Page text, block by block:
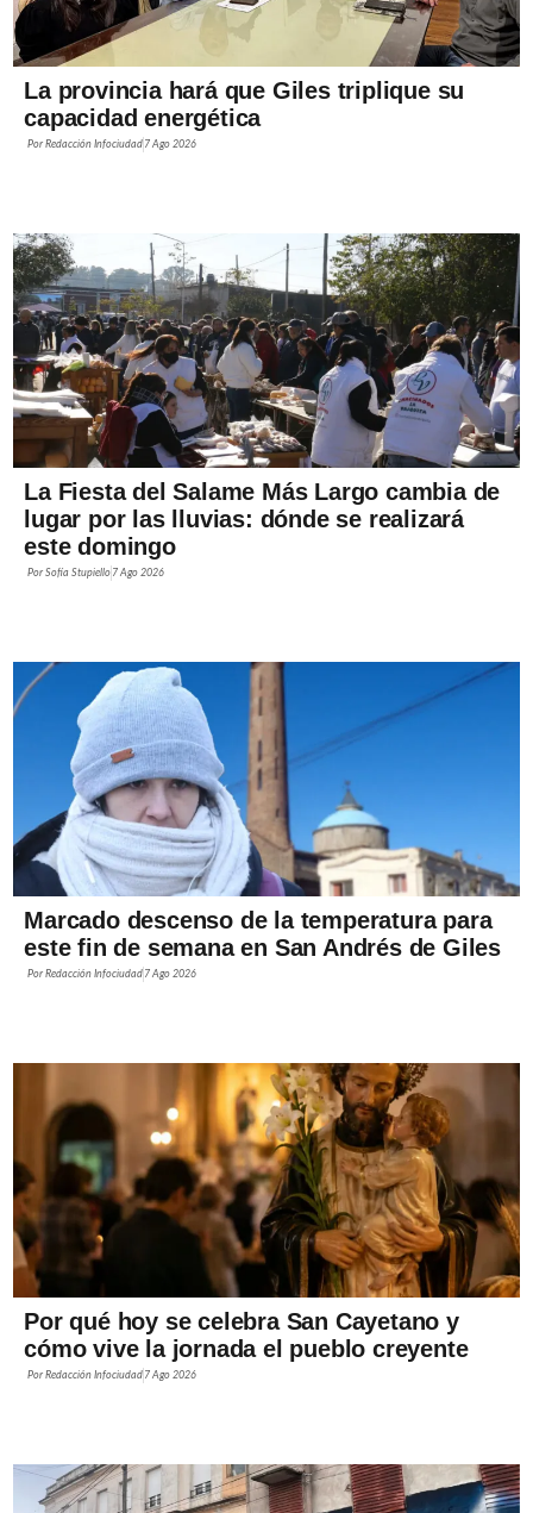
La provincia hará que Giles triplique su
capacidad energética
PorRedacción Infociudad 7 Ago 2026
La Fiesta del Salame Más Largo cambia de
lugar por las lluvias: dónde se realizará
este domingo
PorSofía Stupiello 7 Ago 2026
Marcado descenso de la temperatura para
este fin de semana en San Andrés de Giles
PorRedacción Infociudad 7 Ago 2026
Por qué hoy se celebra San Cayetano y
cómo vive la jornada el pueblo creyente
PorRedacción Infociudad 7 Ago 2026